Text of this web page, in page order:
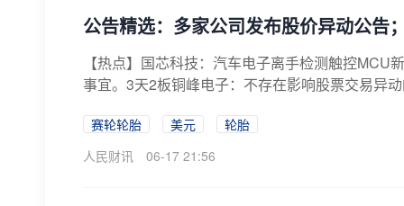
公告精选：多家公司发布股价异动公告
【热点】国芯科技：汽车电子离手检测触控
事宜。3天2板铜峰电子：不存在影响股票交易异
赛轮轮胎 美元
轮胎
人民财讯
06-17 21:56